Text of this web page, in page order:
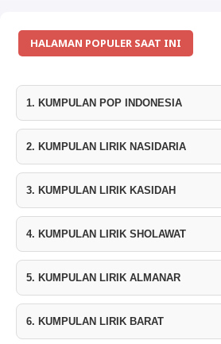
HALAMAN POPULER SAAT INI
1. KUMPULAN POP INDONESIA
2. KUMPULAN LIRIK NASIDARIA
3. KUMPULAN LIRIK KASIDAH
4. KUMPULAN LIRIK SHOLAWAT
5. KUMPULAN LIRIK ALMANAR
6. KUMPULAN LIRIK BARAT